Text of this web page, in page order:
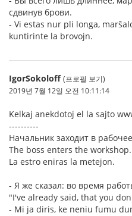
сдвинув брови.
- Vi estas nur pli longa,
kuntirinte la brovojn.
IgorSokoloff (프로필 보기)
2019년 7월 12일 오전 10:11:14
Kelkaj anekdotoj el la sajto
----------
Начальник заходит в
The boss enters the workshop.
La estro eniras la metejon.
- Я же сказал: во время
"I've already said, that you
- Mi ja diris, ke neniu fumu